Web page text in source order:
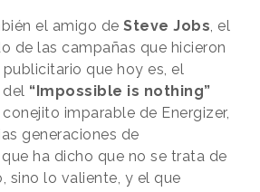
el amigo de Steve Jobs, el
de las campañas que hicieron
que hoy es, el
“Impossible is nothing”
imparable de Energizer,
generaciones de
ha dicho que no se trata de
sino lo valiente, y el que